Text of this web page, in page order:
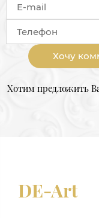
Хочу
Хотим предложить
DE-Art